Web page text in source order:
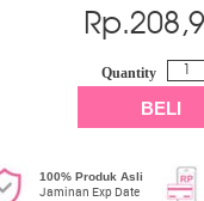
Rp.
Quantity
BELI
100% Produk Asli
Jaminan Exp Date